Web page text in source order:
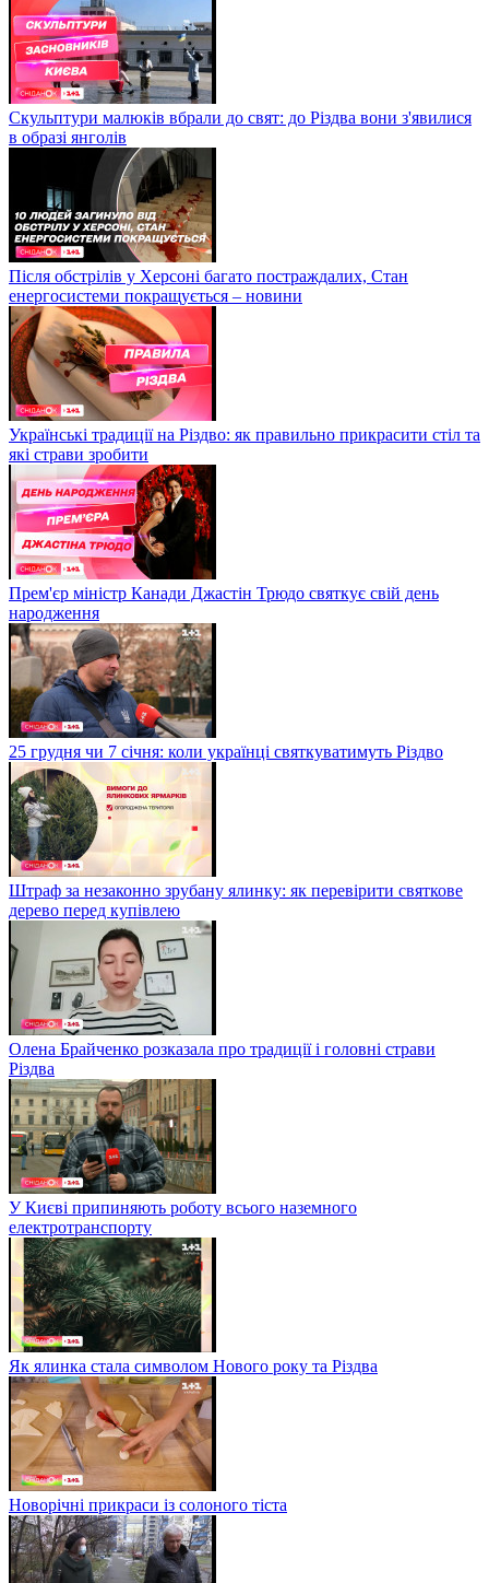
Скульптури малюків вбрали до свят: до Різдва вони з'явилися
в образі янголів
Після обстрілів у Херсоні багато постраждалих, Стан
енергосистеми покращується – новини
Українські традиції на Різдво: як правильно прикрасити стіл та
які страви зробити
Прем'єр міністр Канади Джастін Трюдо святкує свій день
народження
25 грудня чи 7 січня: коли українці святкуватимуть Різдво
Штраф за незаконно зрубану ялинку: як перевірити святкове
дерево перед купівлею
Олена Брайченко розказала про традиції і головні страви
Різдва
У Києві припиняють роботу всього наземного
електротранспорту
Як ялинка стала символом Нового року та Різдва
Новорічні прикраси із солоного тіста